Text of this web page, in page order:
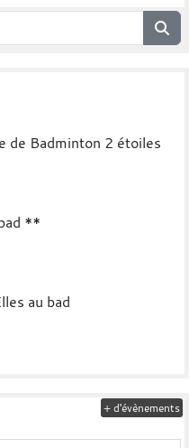
de Badminton 2 étoiles
**
au bad
+ d'évènements